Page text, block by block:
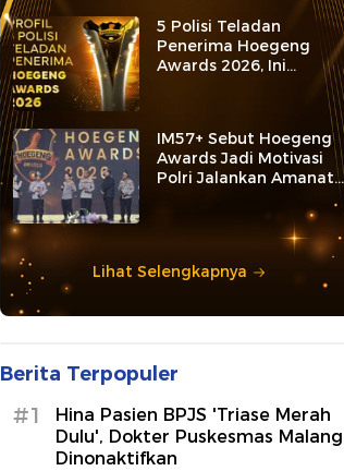
5 Polisi Teladan
Penerima Hoegeng
Awards 2026, Ini
Kategori dan Kiprahnya
IM57+ Sebut Hoegeng
Awards Jadi Motivasi
Polri Jalankan Amanat
Lihat Selengkapnya
Berita Terpopuler
#1
Hina Pasien BPJS 'Triase Merah
Dulu', Dokter Puskesmas Malang
Dinonaktifkan